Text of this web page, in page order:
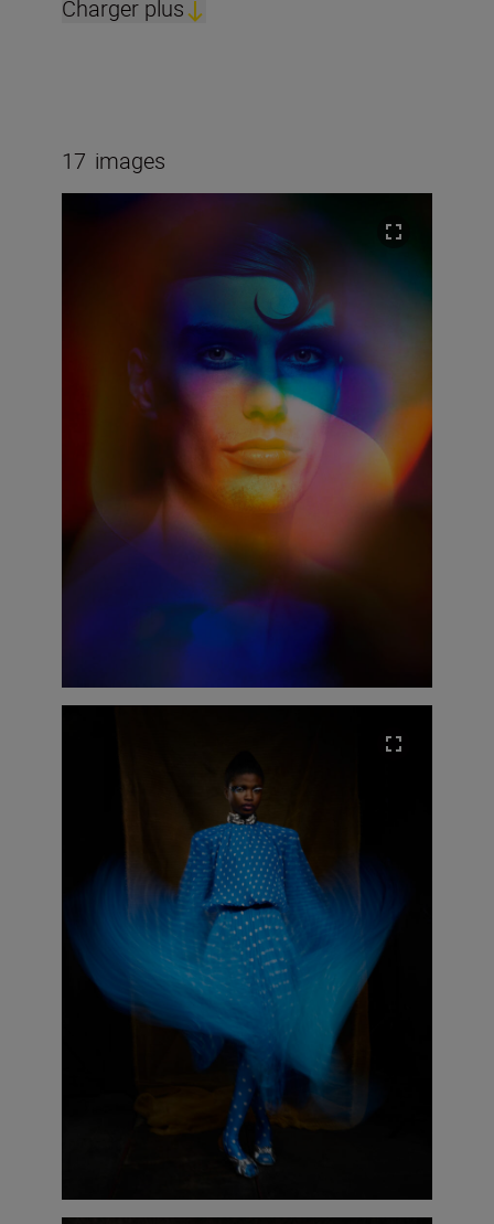
Charger plus
17 images